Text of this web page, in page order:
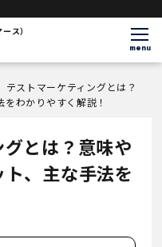
ス）
menu
テストマーケティングとは？
わかりやすく解説！
とは？意味や
、主な手法を